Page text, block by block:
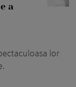
a
lor